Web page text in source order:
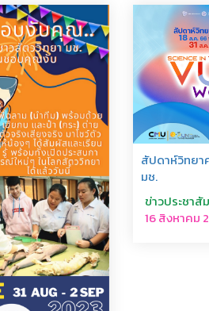
สัปดาห์วิทย
มช.
ข่าวประชาสั
16 สิงหาคม